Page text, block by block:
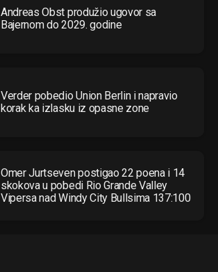
Andreas Obst produžio ugovor sa
Bajernom do 2029. godine
Verder pobedio Union Berlin i napravio
korak ka izlasku iz opasne zone
Omer Jurtseven postigao 22 poena i 14
skokova u pobedi Rio Grande Valley
Vipersa nad Windy City Bullsima 137:100